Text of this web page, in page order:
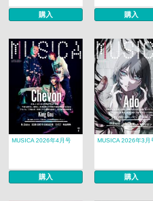
購入 購入
MUSICA 2026年4月号
購入
MUSICA 2026年3月
購入